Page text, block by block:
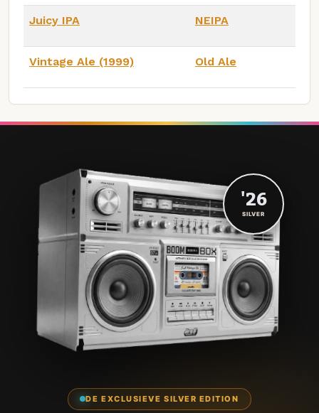
Juicy IPA NEIPA
Vintage Ale (1999) Old Ale
DE EXCLUSIEVE SILVER EDITION
'26
SILVER